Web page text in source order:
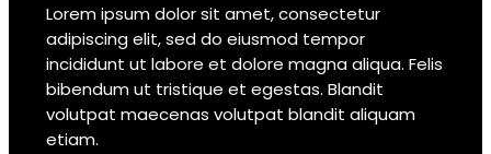
Lorem ipsum dolor sit amet, consectetur
adipiscing elit, sed do eiusmod tempor
incididunt ut labore et dolore magna aliqua. Felis
bibendum ut tristique et egestas. Blandit
volutpat maecenas volutpat blandit aliquam
etiam.